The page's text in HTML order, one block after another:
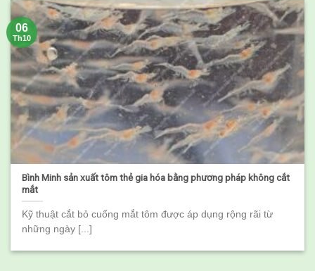
Bình Minh sản xuất tôm thẻ gia hóa bằng phương pháp không cắt
mắt
Kỹ thuật cắt bỏ cuống mắt tôm được áp dụng rộng rãi từ
những ngày [...]
06
Th10